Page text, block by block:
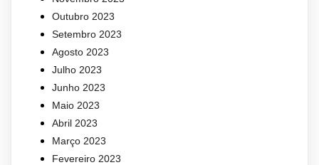
Outubro 2023
Setembro 2023
Agosto 2023
Julho 2023
Junho 2023
Maio 2023
Abril 2023
Março 2023
Fevereiro 2023